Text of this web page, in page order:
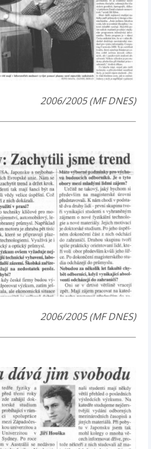
2006/2005 (MF DNES)
2006/2005 (MF DNES)